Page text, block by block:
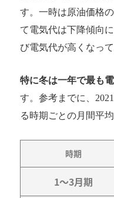
す。一時は原油価格
て電気代は下降傾向
び電気代が高くなって
特に冬は一年で最も
す。参考までに、
る時期ごとの月間平
時期
1〜3月期